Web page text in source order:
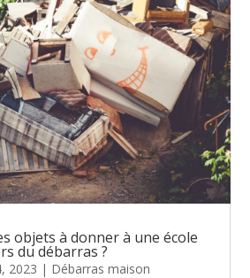
objets à donner à une école
du débarras ?
2023 | Débarras maison